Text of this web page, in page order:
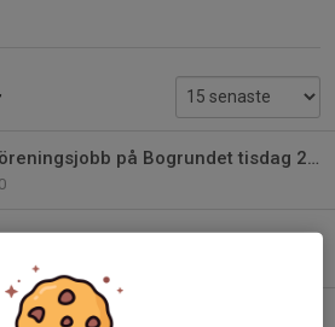
Obligatoriskt föreningsjobb på Bogrundet tisdag 25 augusti
0
under MNC